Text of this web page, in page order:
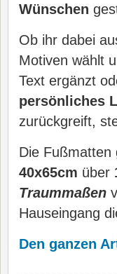
Wünschen
Ob ihr dabei
Motiven wählt
Text ergänzt
persönliches
zurückgreift,
Die Fußmatten
40x65cm über
Traummaßen
Hauseingang
Den ganzen